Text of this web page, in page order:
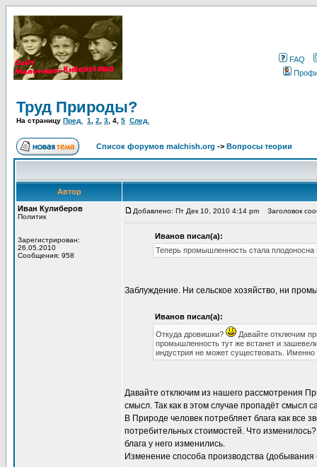
FAQ
Труд Природы?
На страницу Пред. 1 2 3 4 5 След.
Список форумов malchish.org -> Вопросы теории
Автор
Иван Кулиберов
Политик
Зарегистрирован:
26.05.2010
Сообщения: 958
Добавлено: Пт Дек 10, 2010 4:14 pm Заголовок
Иванов писал(а):
Теперь промышленность стала
Заблуждение. Ни сельское хозяйство, ни
Иванов писал(а):
Откуда дровишки?
Давайте отключим
промышленность тут же встанет и
индустрия не может существовать. Именно
Давайте отключим из нашего рассмотрения
смысл. Так как в этом случае пропадёт смысл
В Природе человек потребляет блага как все
потребительных стоимостей. Что
блага у него изменились.
Изменение способа производства (добывания